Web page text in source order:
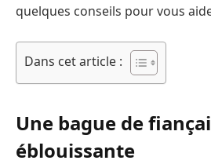
quelques conseils pour vous
Dans cet article :
Une bague de
éblouissante